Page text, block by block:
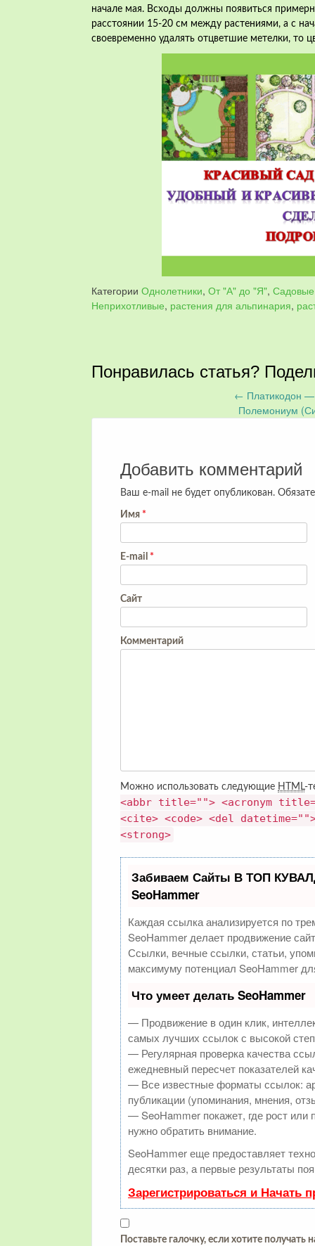
начале мая. Всходы должны появиться
расстоянии 15-20 см между растениями, а с
своевременно удалять отцветшие метелки, то
Категории Однолетники, От "А" до "Я",
Неприхотливые, растения для альпинария,
Понравилась статья?
Запись
← Платикодон —
Полемониум
Добавить комментарий
Ваш e-mail не будет опубликован.
Имя *
E-mail *
Сайт
Комментарий
Можно использовать следующие HTML-
<abbr title=""> <acronym
<cite> <code> <del
<strong>
Забиваем Сайты В ТОП
SeoHammer
Каждая ссылка анализируется по
SeoHammer делает продвижение
Ссылки, вечные ссылки, статьи,
максимуму потенциал SeoHammer
Что умеет делать SeoHammer
— Продвижение в один клик,
самых лучших ссылок с высокой
— Регулярная проверка качества
ежедневный пересчет показателей
— Все известные форматы ссылок:
публикации (упоминания, мнения,
— SeoHammer покажет, где рост или
нужно обратить внимание.
SeoHammer еще предоставляет
десятки раз, а первые результаты
Зарегистрироваться и Начать
Поставьте галочку, если хотите